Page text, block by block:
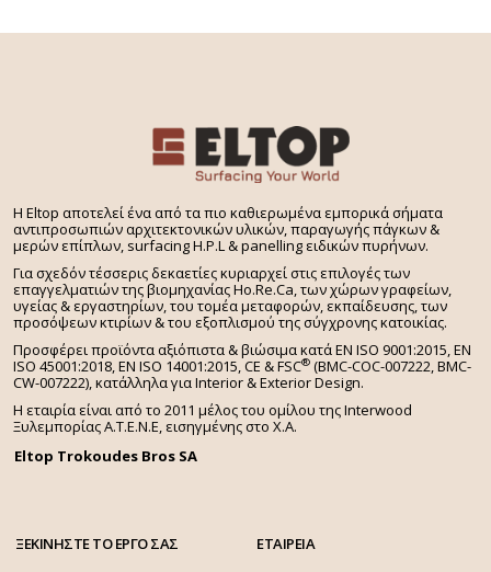
H Eltop αποτελεί ένα από τα πιο καθιερωμένα εμπορικά σήματα
αντιπροσωπιών αρχιτεκτονικών υλικών, παραγωγής πάγκων &
μερών επίπλων, surfacing H.P.L & panelling ειδικών πυρήνων.
Για σχεδόν τέσσερις δεκαετίες κυριαρχεί στις επιλογές των
επαγγελματιών της βιομηχανίας Ho.Re.Ca, των χώρων γραφείων,
υγείας & εργαστηρίων, του τομέα μεταφορών, εκπαίδευσης, των
προσόψεων κτιρίων & του εξοπλισμού της σύγχρονης κατοικίας.
Προσφέρει προϊόντα αξιόπιστα & βιώσιμα κατά EN ISO 9001:2015, EN
ISO 45001:2018, EN ISO 14001:2015, CE & FSC® (BMC-COC-007222, BMC-
CW-007222), κατάλληλα για Interior & Exterior Design.
Η εταιρία είναι από το 2011 μέλος του ομίλου της Interwood
Ξυλεμπορίας Α.Τ.Ε.Ν.Ε, εισηγμένης στο Χ.A.
Eltop Trokoudes Bros SA
ΞΕΚΙΝΗΣΤΕ ΤΟ ΕΡΓΟ ΣΑΣ ΕΤΑΙΡΕΙΑ